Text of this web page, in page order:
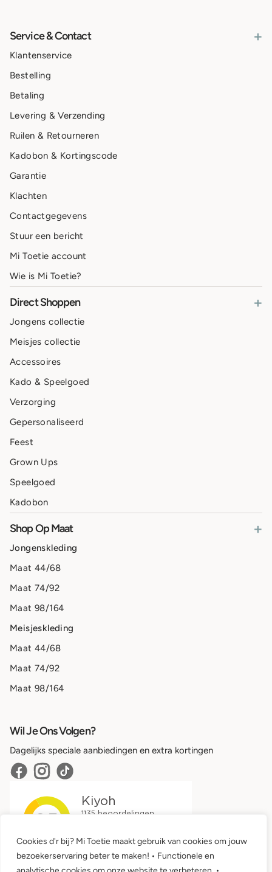
Cookies d'r bij? Mi Toetie maakt gebruik van cookies om jouw
bezoekerservaring beter te maken! • Functionele en
Service & Contact +
Klantenservice
Bestelling
Betaling
Levering & Verzending
Ruilen & Retourneren
Kadobon & Kortingscode
Garantie
Klachten
Contactgegevens
Stuur een bericht
Mi Toetie account
Wie is Mi Toetie?
Direct Shoppen +
Jongens collectie
Meisjes collectie
Accessoires
Kado & Speelgoed
Verzorging
Gepersonaliseerd
Feest
Grown Ups
Speelgoed
Kadobon
Shop Op Maat +
Jongenskleding
Maat 44/68
Maat 74/92
Maat 98/164
Meisjeskleding
Maat 44/68
Maat 74/92
Maat 98/164
Wil Je Ons Volgen?
Dagelijks speciale aanbiedingen en extra kortingen